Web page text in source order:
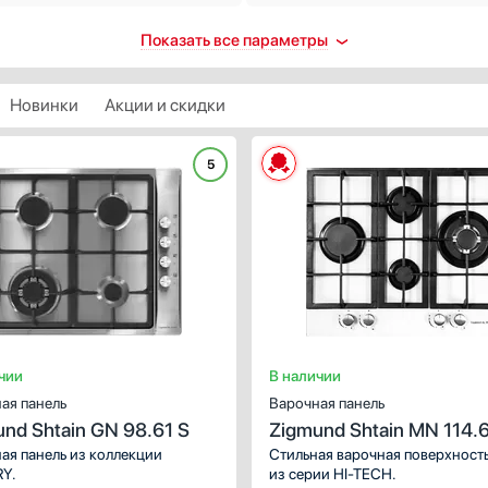
выключение
от перегрева
отключение
от перелива
все
Количество индукционных
конфорок
1
4
Показать все
Количество электрических
конфорок
2
3
1
Показать все
Показать все параметры
Новинки Акции и скидки
ХАРАКТЕРИСТИКИ
Габариты (ВхШхГ), см:
4.5х60.5х51
черный
Панель конфорок: закаленное стекло
Общее количество конфорок:
5
панель
Shtain GN 98.61 S
панель из коллекции
В наличии
Варочная панель
Zigmund Shtain MN
Стильная варочная
из серии HI-TECH.